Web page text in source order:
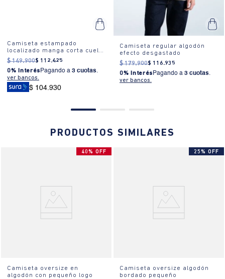
Camiseta estampado
localizado manga corta cuello
redondo para hombre
$ 149.900$ 112.425
0% Interés Pagando a 3 cuotas.
ver bancos.
$ 104.930
Camiseta regular algodón
efecto desgastado
$ 179.900$ 116.935
0% Interés Pagando a 3 cuotas.
ver bancos.
PRODUCTOS SIMILARES
40% OFF
Camiseta oversize en
algodón con pequeño logo
25% OFF
Camiseta oversize algodón
bordado pequeño